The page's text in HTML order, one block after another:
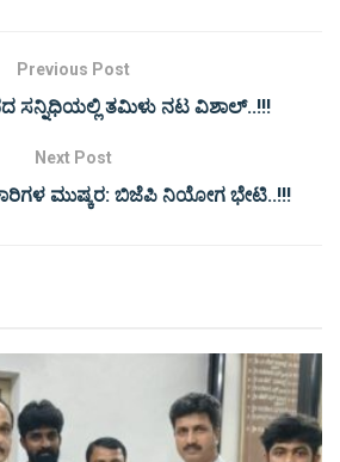
Previous Post
ಸನ್ನಿಧಿಯಲ್ಲಿ ತಮಿಳು ನಟ ವಿಶಾಲ್..!!!
Next Post
ಮುಷ್ಕರ: ಬಿಜೆಪಿ ನಿಯೋಗ ಭೇಟಿ..!!!